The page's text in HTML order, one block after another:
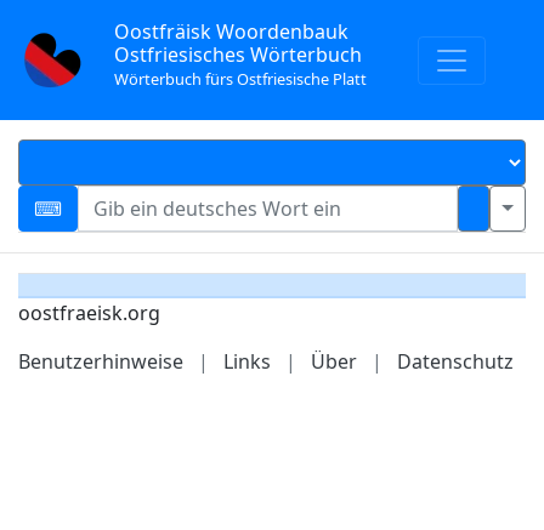
Oostfräisk Woordenbauk
Ostfriesisches Wörterbuch
Wörterbuch fürs Ostfriesische Platt
oostfraeisk.org
Benutzerhinweise
| Links | Über | Datenschutz